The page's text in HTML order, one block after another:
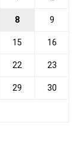
8 9
15 16
22 23
29 30